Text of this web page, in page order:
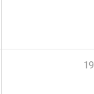
19